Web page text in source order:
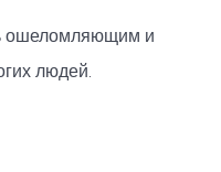
ошеломляющим и
людей.